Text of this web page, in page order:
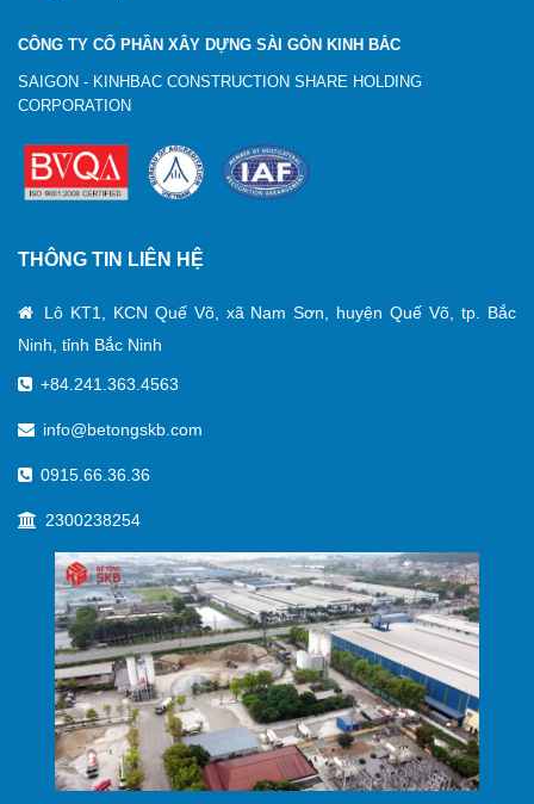
CÔNG TY CỔ PHẦN XÂY DỰNG SÀI GÒN KINH BẮC
SAIGON - KINHBAC CONSTRUCTION SHARE HOLDING
CORPORATION
THÔNG TIN LIÊN HỆ
Lô KT1, KCN Quế Võ, xã Nam Sơn, huyện Quế Võ, tp. Bắc
Ninh, tỉnh Bắc Ninh
+84.241.363.4563
info@betongskb.com
0915.66.36.36
2300238254